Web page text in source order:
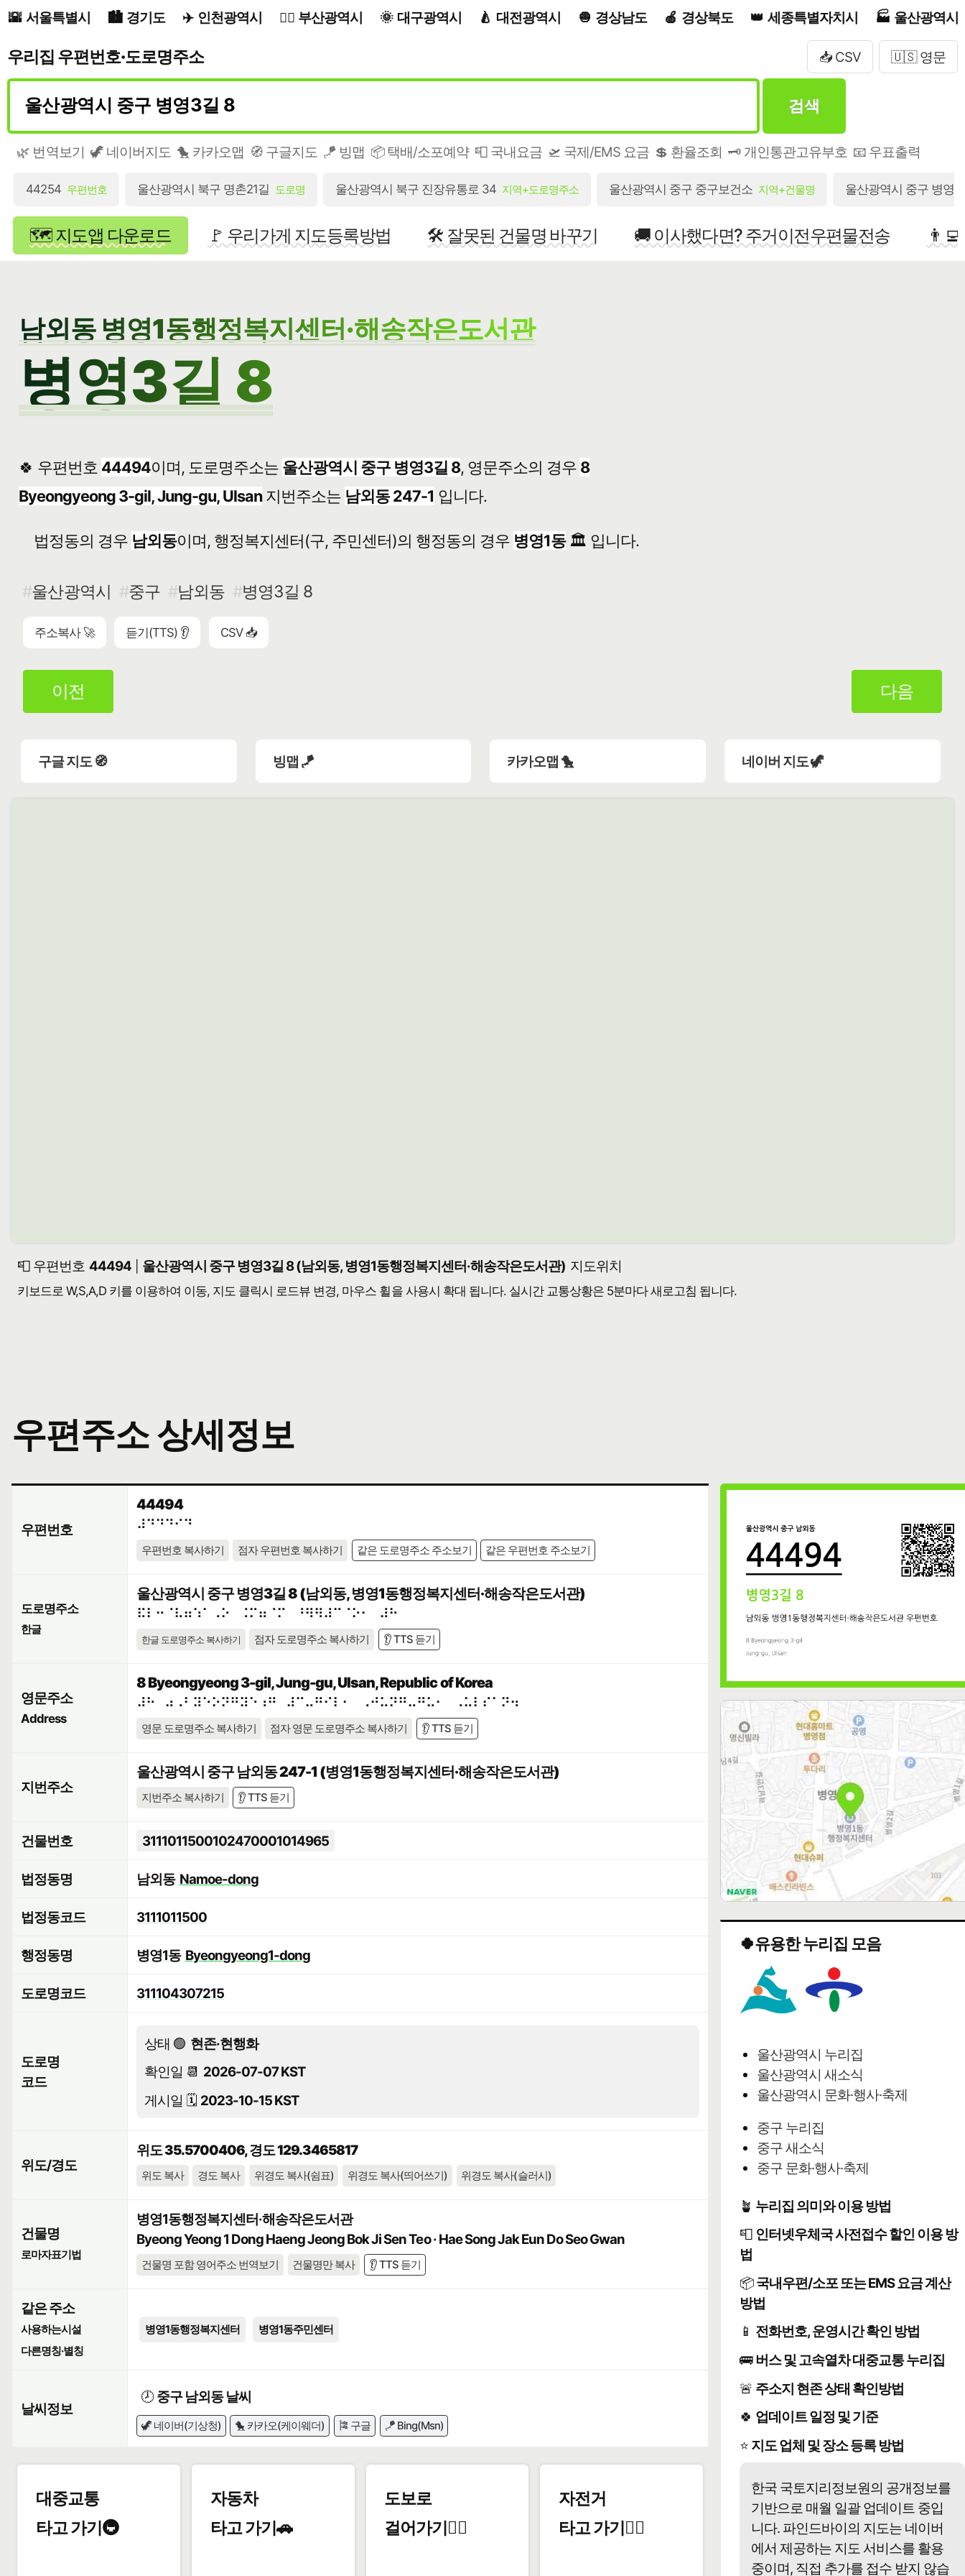
서울특별시 경기도 인천광역시 부산광역시 대구광역시 대전광역시 경상남도 경상북도 세종특별자치시 울산광역시
우리집 우편번호·도로명주소 📥 CSV 🇺🇸 영문
검색
🌿 번역보기 🦖 네이버지도 🐤 카카오맵 🧭 구글지도 🪁 빙맵 📦 택배/소포예약 📮 국내요금 🛫 국제/EMS 요금 💲 환율조회 🗝️ 개인통관고유부호 📧 우표출력
44254 우편번호 울산광역시 북구 명촌21길 도로명 울산광역시 북구 진장유통로 34 지역+도로명주소 울산광역시 중구 중구보건소 지역+건물명 울산광역시 중구 병영3
🗺️ 지도앱 다운로드 🚩 우리가게 지도등록방법 🛠️ 잘못된 건물명 바꾸기 🚚 이사했다면? 주거이전우편물전송
남외동 병영1동행정복지센터·해송작은도서관
병영3길 8
🍀 우편번호 44494이며, 도로명주소는 울산광역시 중구 병영3길 8, 영문주소의 경우 8
Byeongyeong 3-gil, Jung-gu, Ulsan지번주소는 남외동 247-1 입니다.
법정동의 경우 남외동이며, 행정복지센터(구, 주민센터)의 행정동의 경우 병영1동🏛️ 입니다.
울산광역시 중구 남외동 병영3길 8
주소복사 🚀 듣기(TTS) 👂 CSV 📥
이전 다음
구글 지도 🧭 빙맵 🪁 카카오맵 🐤 네이버 지도 🦖
📮 우편번호 44494 울산광역시 중구 병영3길 8 (남외동, 병영1동행정복지센터·해송작은도서관) 지도위치
키보드로 W,S,A,D 키를 이용하여 이동, 지도 클릭시 로드뷰 변경, 마우스 휠을 사용시 확대 됩니다. 실시간 교통상황은 5분마다 새로고침 됩니다.
우편주소 상세정보
우편번호
44494
⠼⠙⠙⠙⠊⠙
우편번호 복사하기 점자 우편번호 복사하기 같은 도로명주소 주소보기 같은 우편번호 주소보기
도로명주소
한글
울산광역시 중구 병영3길 8 (남외동, 병영1동행정복지센터·해송작은도서관)
⠯⠇⠒⠈⠧⠶⠱⠁⠠⠕⠀⠨⠍⠶⠈⠍⠀⠘⠻⠻⠼⠉⠈⠕⠂⠀⠼⠓
한글 도로명주소 복사하기 점자 도로명주소 복사하기 👂 TTS 듣기
영문주소
Address
8 Byeongyeong 3-gil, Jung-gu, Ulsan, Republic of Korea
⠼⠓⠀⠴⠠⠃⠽⠑⠕⠝⠛⠽⠑⠰⠛⠀⠼⠉⠤⠛⠊⠇⠂⠀⠠⠚⠥⠝⠛⠤⠛⠥⠂⠀⠠⠥⠇⠎⠁⠝⠲
영문 도로명주소 복사하기 점자 영문 도로명주소 복사하기 👂 TTS 듣기
지번주소
울산광역시 중구 남외동 247-1 (병영1동행정복지센터·해송작은도서관)
지번주소 복사하기 👂 TTS 듣기
건물번호 3111011500102470001014965
법정동명 남외동 Namoe-dong
법정동코드 3111011500
행정동명 병영1동 Byeongyeong1-dong
도로명코드 311104307215
도로명
코드
상태 🟢 현존·현행화
확인일 📆 2026-07-07 KST
게시일 🗓️ 2023-10-15 KST
위도/경도
위도 35.5700406, 경도 129.3465817
위도 복사 경도 복사 위경도 복사(쉼표) 위경도 복사(띄어쓰기) 위경도 복사(슬러시)
건물명
로마자표기법
병영1동행정복지센터·해송작은도서관
Byeong Yeong 1 Dong Haeng Jeong Bok Ji Sen Teo · Hae Song Jak Eun Do Seo Gwan
건물명 포함 영어주소 번역보기 건물명만 복사 👂 TTS 듣기
같은 주소
사용하는시설
다른명칭·별칭
병영1동행정복지센터 병영1동주민센터
날씨정보
🕗중구 남외동 날씨
🦖 네이버(기상청) 🐤 카카오(케이웨더) 🎏 구글 🪁 Bing(Msn)
대중교통
타고 가기🚇
자동차
타고 가기🚗
도보로
걸어가기🚶‍♂️
자전거
타고 가기🚴‍♀️
🍀유용한 누리집 모음
울산광역시 누리집
울산광역시 새소식
울산광역시 문화·행사·축제
중구 누리집
중구 새소식
중구 문화·행사·축제
🪴 누리집 의미와 이용 방법
📮 인터넷우체국 사전접수 할인 이용 방
법
📦국내우편/소포 또는 EMS 요금 계산
방법
📱 전화번호, 운영시간 확인 방법
🚌버스 및 고속열차 대중교통 누리집
🚨 주소지 현존 상태 확인방법
🍀 업데이트 일정 및 기준
⭐ 지도 업체 및 장소 등록 방법
한국 국토지리정보원의 공개정보를
기반으로 매월 일괄 업데이트 중입
니다. 파인드바이의 지도는 네이버
에서 제공하는 지도 서비스를 활용
중이며, 직접 추가를 접수 받지 않습